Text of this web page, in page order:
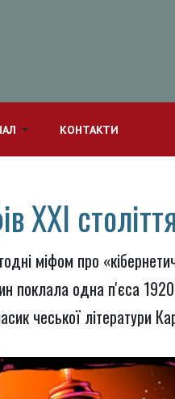
КОНТАКТИ
XXI
міфом про
поклала одна п'єса
чеської літератури